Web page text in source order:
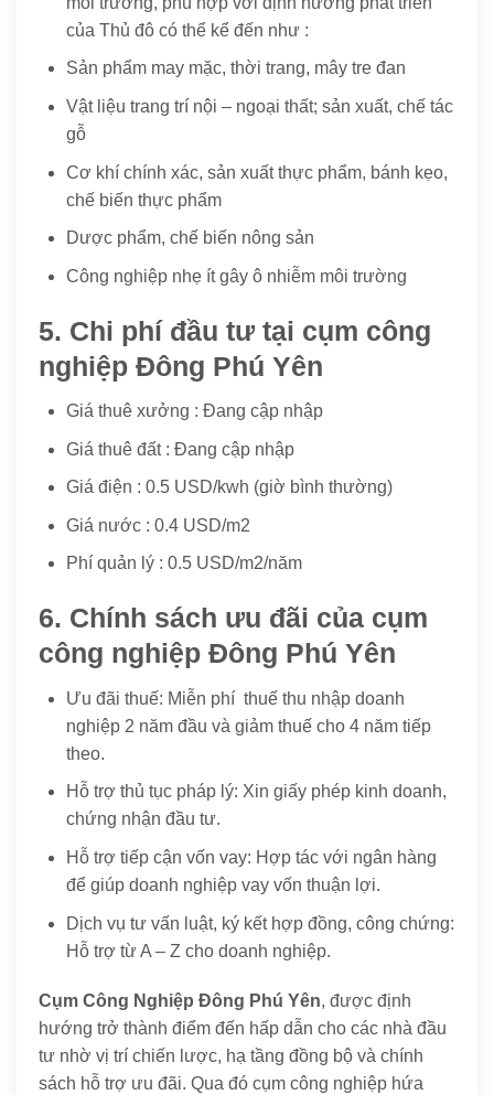
của Thủ đô có thể kể đến như :
Sản phẩm may mặc, thời trang, mây tre đan
Vật liệu trang trí nội – ngoại thất; sản xuất, chế tác
gỗ
Cơ khí chính xác, sản xuất thực phẩm, bánh kẹo,
chế biến thực phẩm
Dược phẩm, chế biến nông sản
Công nghiệp nhẹ ít gây ô nhiễm môi trường
5. Chi phí đầu tư tại cụm công
nghiệp Đông Phú Yên
Giá thuê xưởng : Đang cập nhập
Giá thuê đất : Đang cập nhập
Giá điện : 0.5 USD/kwh (giờ bình thường)
Giá nước : 0.4 USD/m2
Phí quản lý : 0.5 USD/m2/năm
6. Chính sách ưu đãi của cụm
công nghiệp Đông Phú Yên
Ưu đãi thuế: Miễn phí thuế thu nhập doanh
nghiệp 2 năm đầu và giảm thuế cho 4 năm tiếp
theo.
Hỗ trợ thủ tục pháp lý: Xin giấy phép kinh doanh,
chứng nhận đầu tư.
Hỗ trợ tiếp cận vốn vay: Hợp tác với ngân hàng
để giúp doanh nghiệp vay vốn thuận lợi.
Dịch vụ tư vấn luật, ký kết hợp đồng, công chứng:
Hỗ trợ từ A – Z cho doanh nghiệp.
Cụm Công Nghiệp Đông Phú Yên, được định
hướng trở thành điểm đến hấp dẫn cho các nhà đầu
tư nhờ vị trí chiến lược, hạ tầng đồng bộ và chính
sách hỗ trợ ưu đãi. Qua đó cụm công nghiệp hứa